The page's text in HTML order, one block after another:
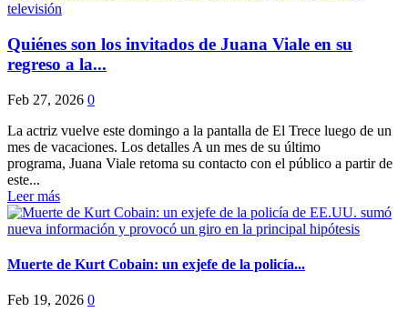
Quiénes son los invitados de Juana Viale en su
regreso a la...
Feb 27, 2026 0
La actriz vuelve este domingo a la pantalla de El Trece luego de un
mes de vacaciones. Los detalles A un mes de su último
programa, Juana Viale retoma su contacto con el público a partir de
este...
Leer más
Muerte de Kurt Cobain: un exjefe de la policía...
Feb 19, 2026 0